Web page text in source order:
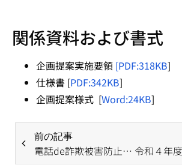
関係資料および書式
企画提案実施要領 [PDF:318KB]
仕様書 [PDF:342KB]
企画提案様式 [Word:24KB]
前の記事
電話de詐欺被害防止強化月間